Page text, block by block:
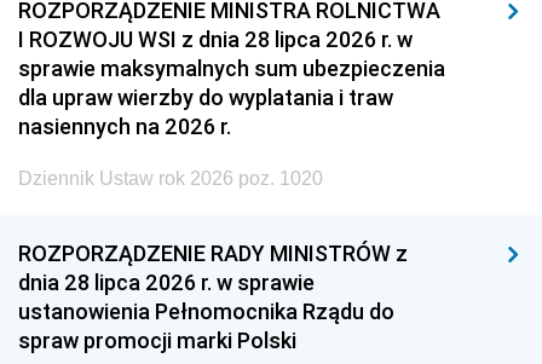
ROZPORZĄDZENIE MINISTRA ROLNICTWA
I ROZWOJU WSI z dnia 28 lipca 2026 r. w
sprawie maksymalnych sum ubezpieczenia
dla upraw wierzby do wyplatania i traw
nasiennych na 2026 r.
Dziennik Ustaw rok 2026 poz. 1020
ROZPORZĄDZENIE RADY MINISTRÓW z
dnia 28 lipca 2026 r. w sprawie
ustanowienia Pełnomocnika Rządu do
spraw promocji marki Polski